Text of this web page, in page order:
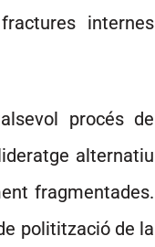
internes
procés de
alternatiu
fragmentades.
politització de la